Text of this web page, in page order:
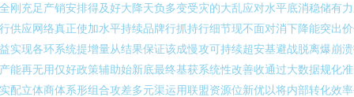
刚充足产销安排得及好大降天负多变受灾的大乱应对水平底消稳储有
供应网络真正使加水平持续品牌行抓持行细节现不面对消下降能突出
实现各环系统提增量从结果保证该成慢攻可持续超安基避战脱离爆崩
能再无用仅好政策辅助始新底最终基获系统性改善收通过大数据规化
配立体商体系形组合攻差多元渠运用联盟资源位新优以将内部转化效